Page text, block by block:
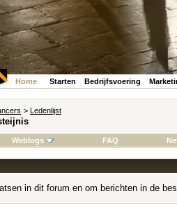
Home Starten Bedrijfsvoering
> Ledenlijst
Weblogs FAQ
in dit forum en om berichten in de